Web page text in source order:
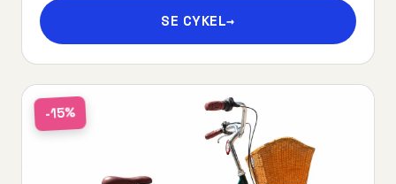
SE CYKEL→
-15%